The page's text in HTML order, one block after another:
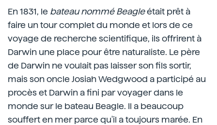
En 1831, le bateau nommé Beagleétait prêt à
faire un tour complet du monde et lors de ce
voyage de recherche scientifique, ils offrirent à
Darwin une place pour être naturaliste. Le père
de Darwin ne voulait pas laisser son fils sortir,
mais son oncle Josiah Wedgwood a participé au
procès et Darwin a fini par voyager dans le
monde sur le bateau Beagle. Il a beaucoup
souffert en mer parce qu'il a toujours marée. En